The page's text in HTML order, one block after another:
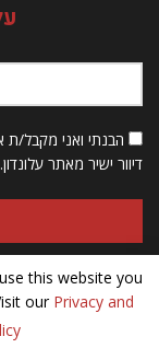
הבנתי ואני מקבל/ת
דיוור ישיר מאתר עלונדון.
this website you
our Privacy and